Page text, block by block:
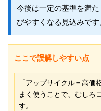
今後は一定の基準を満
びやすくなる見込みです
ここで誤解しやすい点
「アップサイクル＝高価
まく使うことで、むしろ
す。